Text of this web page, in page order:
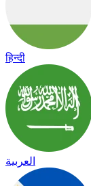
हिन्दी
العربية